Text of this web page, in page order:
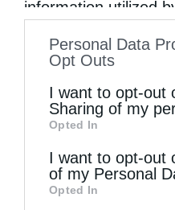
information utilized
to your opt-out. You
information by third
of downstream
information may
third parties on the
Downstream
Personal Data
Opt Outs
I want to opt-out
Sharing of my
Opted In
I want to opt-out
of my Personal
Opted In
Θεό